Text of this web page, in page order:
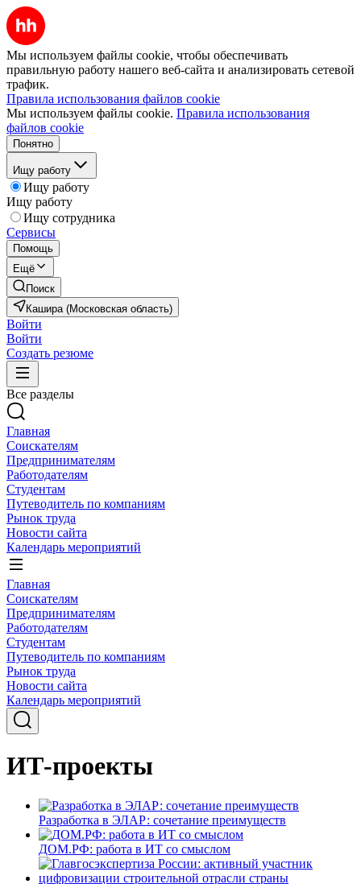
Мы используем файлы cookie, чтобы обеспечивать
правильную работу нашего веб-сайта и анализировать сетевой
трафик.
Правила использования файлов cookie
Мы используем файлы cookie. Правила использования
файлов cookie
Понятно
Ищу работу
Ищу работу
Ищу работу
Ищу сотрудника
Сервисы
Помощь
Ещё
Поиск
Кашира (Московская область)
Войти
Войти
Создать резюме
Все разделы
Главная
Соискателям
Предпринимателям
Работодателям
Студентам
Путеводитель по компаниям
Рынок труда
Новости сайта
Календарь мероприятий
Главная
Соискателям
Предпринимателям
Работодателям
Студентам
Путеводитель по компаниям
Рынок труда
Новости сайта
Календарь мероприятий
ИТ-проекты
Разработка в ЭЛАР: сочетание преимуществ
ДОМ.РФ: работа в ИТ со смыслом